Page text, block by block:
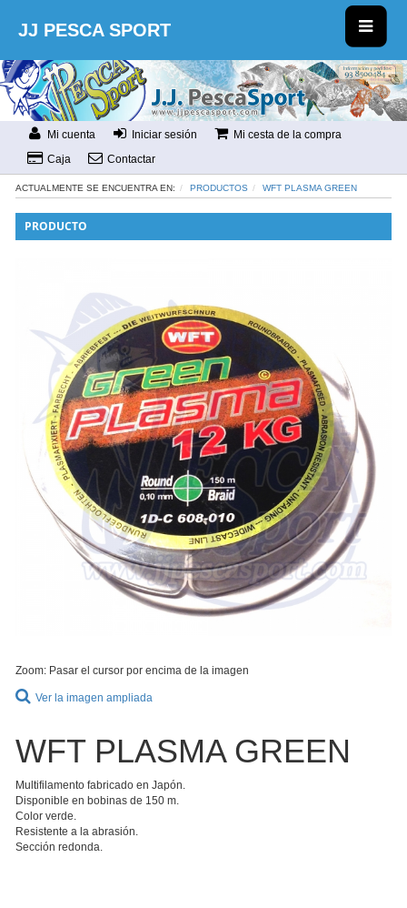
JJ PESCA SPORT
Mi cuenta Iniciar sesión
Mi cesta de la compra
Caja
Contactar
ACTUALMENTE SE ENCUENTRA EN: PRODUCTOS WFT PLASMA GREEN
PRODUCTO
Zoom: Pasar el cursor por encima de la imagen
Ver la imagen ampliada
WFT PLASMA GREEN
Multifilamento fabricado en Japón.
Disponible en bobinas de 150 m.
Color verde.
Resistente a la abrasión.
Sección redonda.